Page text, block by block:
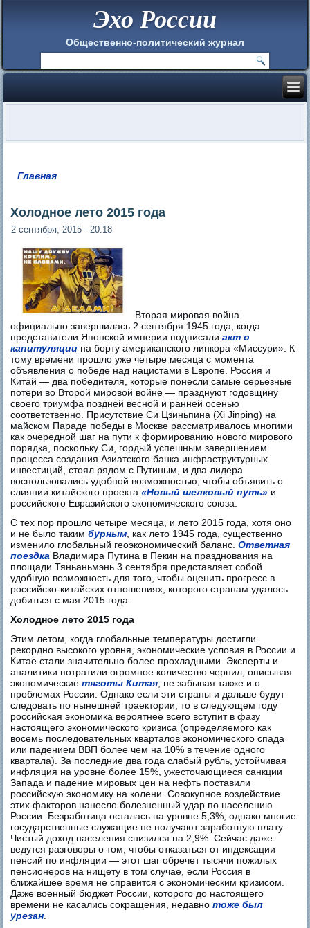
Эхо России
Общественно-политический журнал
Главная
Холодное лето 2015 года
2 сентября, 2015 - 20:18
Вторая мировая война
официально завершилась 2 сентября 1945 года, когда
представители Японской империи подписалиакт о
капитуляции на борту американского линкора «Миссури». К
тому времени прошло уже четыре месяца с момента
объявления о победе над нацистами в Европе. Россия и
Китай — два победителя, которые понесли самые серьезные
потери во Второй мировой войне — празднуют годовщину
своего триумфа поздней весной и ранней осенью
соответственно. Присутствие Си Цзиньпина (Xi Jinping) на
майском Параде победы в Москве рассматривалось многими
как очередной шаг на пути к формированию нового мирового
порядка, поскольку Си, гордый успешным завершением
процесса создания Азиатского банка инфраструктурных
инвестиций, стоял рядом с Путиным, и два лидера
воспользовались удобной возможностью, чтобы объявить о
слиянии китайского проекта«Новый шелковый путь» и
российского Евразийского экономического союза.
С тех пор прошло четыре месяца, и лето 2015 года, хотя оно
и не было такимбурным , как лето 1945 года, существенно
изменило глобальный геоэкономический баланс.Ответная
поездка Владимира Путина в Пекин на празднования на
площади Тяньаньмэнь 3 сентября представляет собой
удобную возможность для того, чтобы оценить прогресс в
российско-китайских отношениях, которого странам удалось
добиться с мая 2015 года.
Холодное лето 2015 года
Этим летом, когда глобальные температуры достигли
рекордно высокого уровня, экономические условия в России и
Китае стали значительно более прохладными. Эксперты и
аналитики потратили огромное количество чернил, описывая
экономическиетяготы Китая , не забывая также и о
проблемах России. Однако если эти страны и дальше будут
следовать по нынешней траектории, то в следующем году
российская экономика вероятнее всего вступит в фазу
настоящего экономического кризиса (определяемого как
восемь последовательных кварталов экономического спада
или падением ВВП более чем на 10% в течение одного
квартала). За последние два года слабый рубль, устойчивая
инфляция на уровне более 15%, ужесточающиеся санкции
Запада и падение мировых цен на нефть поставили
российскую экономику на колени. Совокупное воздействие
этих факторов нанесло болезненный удар по населению
России. Безработица осталась на уровне 5,3%, однако многие
государственные служащие не получают заработную плату.
Чистый доход населения снизился на 2,9%. Сейчас даже
ведутся разговоры о том, чтобы отказаться от индексации
пенсий по инфляции — этот шаг обречет тысячи пожилых
пенсионеров на нищету в том случае, если Россия в
ближайшее время не справится с экономическим кризисом.
Даже военный бюджет России, которого до настоящего
времени не касались сокращения, недавнотоже был
урезан